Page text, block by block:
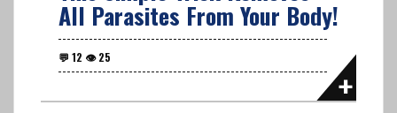
All Parasites From Your Body!